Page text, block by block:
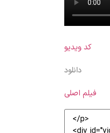
کد ویدیو
دانلود
فیلم اصلی